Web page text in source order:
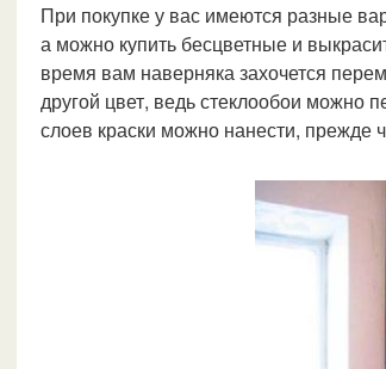
При покупке у вас имеются разные
а можно купить бесцветные и
время вам наверняка захочется
другой цвет, ведь стеклообои можно
слоев краски можно нанести, прежде